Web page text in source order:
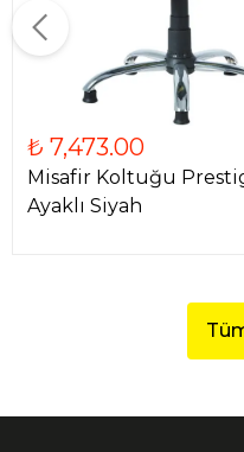
₺ 7,473.00
Misafir Koltuğu
Ayaklı Siyah